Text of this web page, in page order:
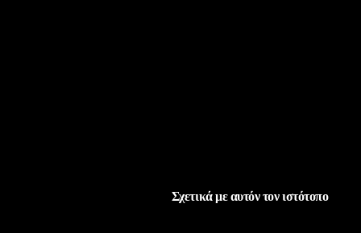
Σχετικά με αυτόν τον ιστότοπο